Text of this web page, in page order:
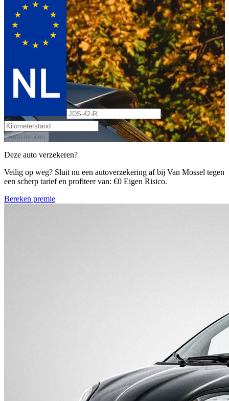
Auto inruilen
Deze auto verzekeren?
Veilig op weg? Sluit nu een autoverzekering af bij Van Mossel tegen
een scherp tarief en profiteer van: €0 Eigen Risico.
Bereken premie